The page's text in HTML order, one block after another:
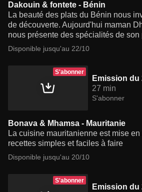
Dakouin & fontete - Bénin
La beauté des plats du Bénin nous
de découverte. Aujourd'hui maman
nous présente des spécialités de son
Disponible jusqu'au 22/10
S'abonner
Emission du
27 min
S'abonner
Bonava & Mhamsa - Mauritanie
La cuisine mauritanienne est mise
recettes simples et faciles à faire
Disponible jusqu'au 20/10
S'abonner
Emission du